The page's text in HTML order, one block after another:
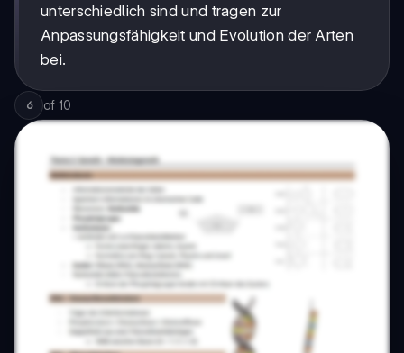
unterschiedlich sind und tragen zur
Anpassungsfähigkeit und Evolution der Arten
bei.
6 of 10